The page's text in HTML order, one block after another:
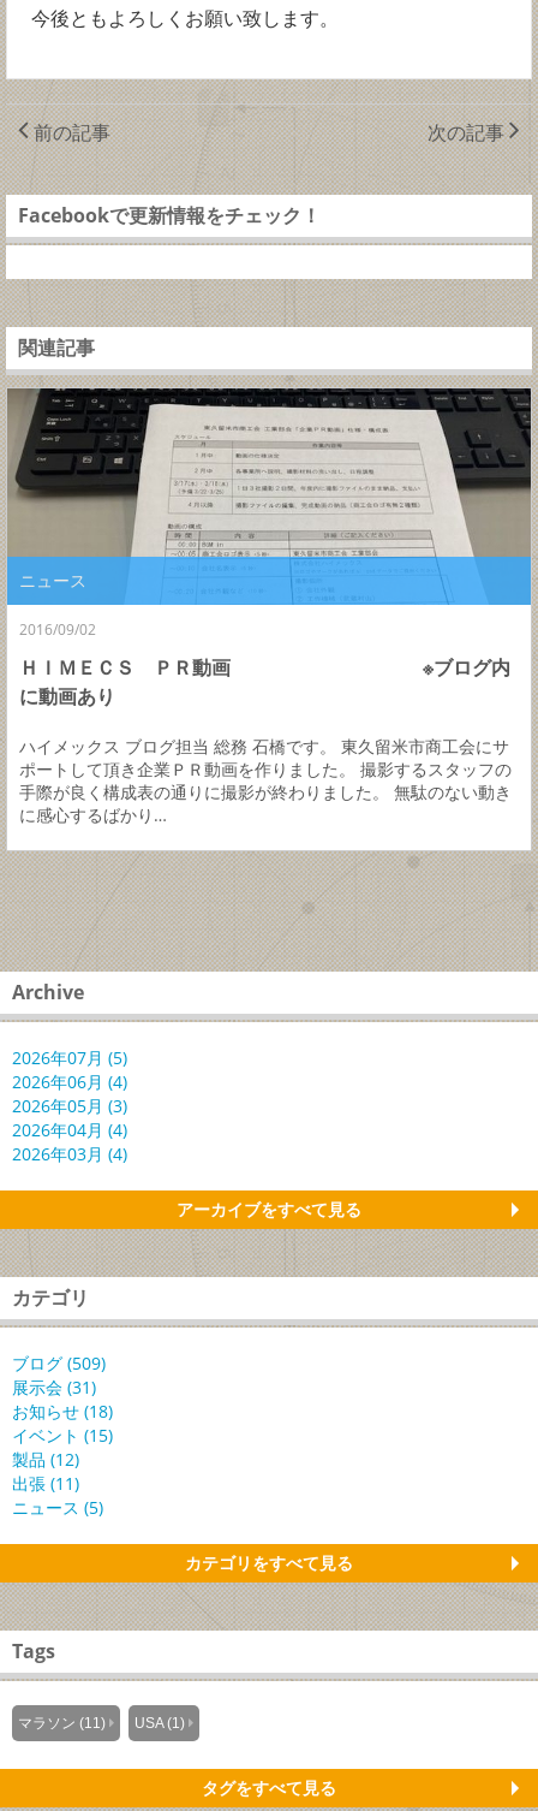
今後ともよろしくお願い致します。
前の記事 次の記事
Facebookで更新情報をチェック！
関連記事
ニュース
2016/09/02
ＨＩＭＥＣＳ ＰＲ動画 ※ブログ内
に動画あり
ハイメックス ブログ担当 総務 石橋です。 東久留米市商工会にサ
ポートして頂き企業ＰＲ動画を作りました。 撮影するスタッフの
手際が良く構成表の通りに撮影が終わりました。 無駄のない動き
に感心するばかり…
Archive
2026年07月 (5)
2026年06月 (4)
2026年05月 (3)
2026年04月 (4)
2026年03月 (4)
アーカイブをすべて見る
カテゴリ
ブログ (509)
展示会 (31)
お知らせ (18)
イベント (15)
製品 (12)
出張 (11)
ニュース (5)
カテゴリをすべて見る
Tags
マラソン (11) USA (1)
タグをすべて見る